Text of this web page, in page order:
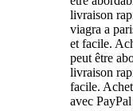
livraison
viagra a
et facile.
peut être
livraison
facile.
avec